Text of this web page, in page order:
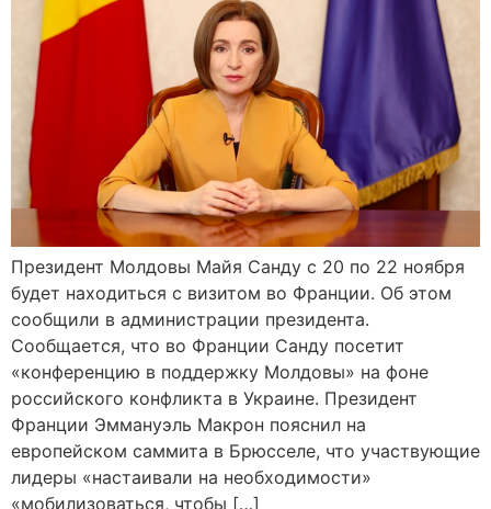
Президент Молдовы Майя Санду с 20 по 22 ноября
будет находиться с визитом во Франции. Об этом
сообщили в администрации президента.
Сообщается, что во Франции Санду посетит
«конференцию в поддержку Молдовы» на фоне
российского конфликта в Украине. Президент
Франции Эммануэль Макрон пояснил на
европейском саммита в Брюсселе, что участвующие
лидеры «настаивали на необходимости»
«мобилизоваться, чтобы […]